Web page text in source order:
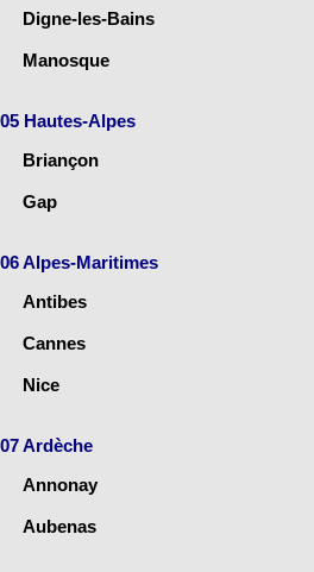
Digne-les-Bains
Manosque
05 Hautes-Alpes
Briançon
Gap
06 Alpes-Maritimes
Antibes
Cannes
Nice
07 Ardèche
Annonay
Aubenas